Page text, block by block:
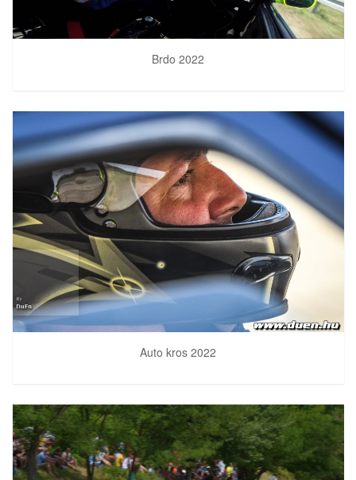
Brdo 2022
Auto kros 2022